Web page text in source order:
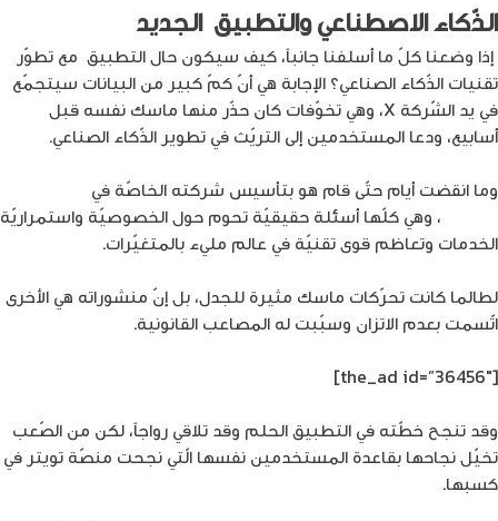
الذّكاء الاصطناعي والتطبيق الجديد
إذا وضعنا كلّ ما أسلفنا جانباً، كيف سيكون حال التطبيق مع تطوّر
تقنيات الذّكاء الصناعي؟ الإجابة هي أنّ كمّ كبير من البيانات سيتجمّع
في يد الشّركة X، وهي تخوّفات كان حذّر منها ماسك نفسه قبل
أسابيع، ودعا المستخدمين إلى التريّث في تطوير الذّكاء الصناعي.
وما انقضت أيام حتّى قام هو بتأسيس شركته الخاصّة في
، وهي كلّها أسئلة حقيقيّة تحوم حول الخصوصيّة واستمراريّة
الخدمات وتعاظم قوى تقنيّة في عالم مليء بالمتغيّرات.
لطالما كانت تحرّكات ماسك مثيرة للجدل، بل إنّ منشوراته هي الأخرى
اتّسمت بعدم الاتزان وسبّبت له المصاعب القانونية.
[the_ad id=”36456″]
وقد تنجح خطّته في التطبيق الحلم وقد تلاقي رواجاً، لكن من الصّعب
تخيّل نجاحها بقاعدة المستخدمين نفسها الّتي نجحت منصّة تويتر في
كسبها.